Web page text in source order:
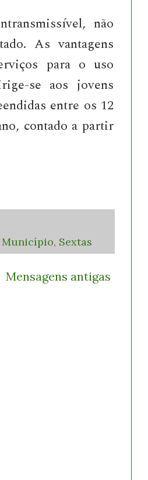
não
As vantagens
para o uso
se aos jovens
entre os 12
contado a partir
Município, Sextas
Mensagens antigas